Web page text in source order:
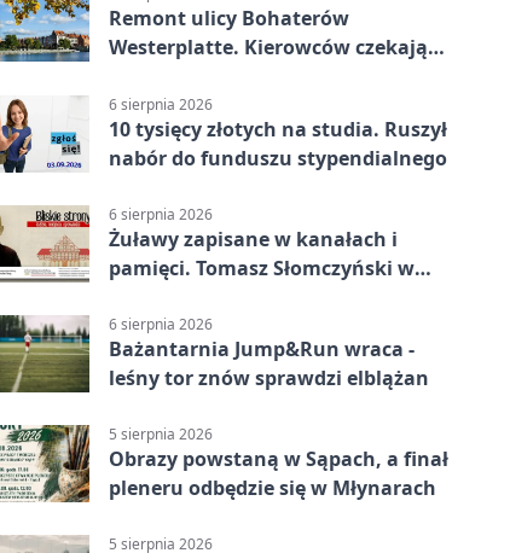
Remont ulicy Bohaterów
Westerplatte. Kierowców czekają
6 sierpnia 2026
10 tysięcy złotych na studia. Ruszył
nabór do funduszu stypendialnego
6 sierpnia 2026
Żuławy zapisane w kanałach i
pamięci. Tomasz Słomczyński w
6 sierpnia 2026
Bażantarnia Jump&Run wraca -
leśny tor znów sprawdzi elblążan
5 sierpnia 2026
Obrazy powstaną w Sąpach, a finał
pleneru odbędzie się w Młynarach
5 sierpnia 2026